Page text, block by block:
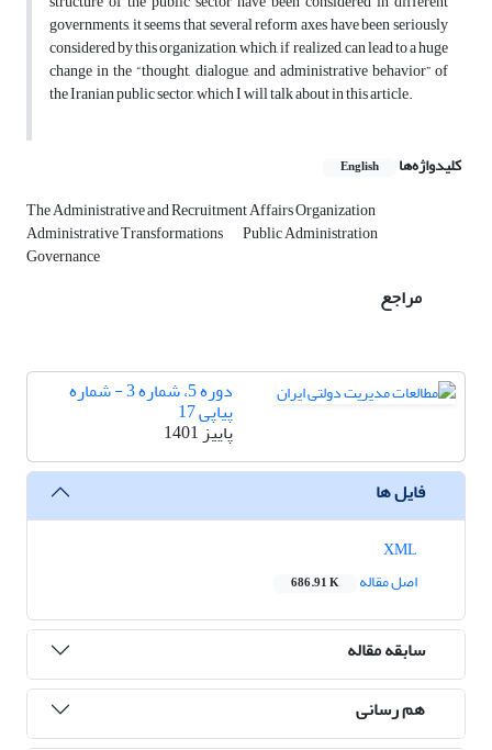
governments, it seems that several reform axes have been seriously
considered by this organization, which, if realized, can lead to a huge
change in the “thought, dialogue, and administrative behavior” of
the Iranian public sector, which I will talk about in this article.
کلیدواژه‌ها English
The Administrative and Recruitment Affairs Organization
Administrative Transformations Public Administration
Governance
مراجع
دوره 5، شماره 3 - شماره
پیاپی 17
پاییز 1401
فایل ها
اصل مقاله
686.91 K
سابقه مقاله
هم رسانی